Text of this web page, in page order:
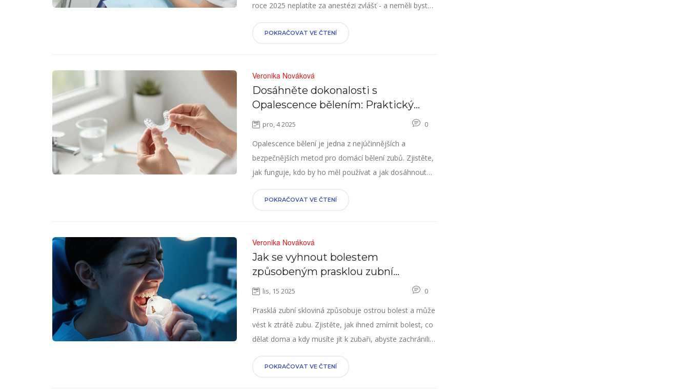
roce 2025 neplatíte za anestézi zvlášť - a neměli byste.
dělat, když nefunguje.
POKRAČOVAT VE ČTENÍ
Veronika Nováková
Dosáhněte dokonalosti s
Opalescence bělením: Praktický
průvodce pro zářivý úsměv
pro, 4 2025 0
Opalescence bělení je jedna z nejúčinnějších a
bezpečnějších metod pro domácí bělení zubů. Zjistěte,
jak funguje, kdo by ho měl používat a jak dosáhnout
POKRAČOVAT VE ČTENÍ
Veronika Nováková
Jak se vyhnout bolestem
způsobeným prasklou zubní
sklovinou: praktické kroky a co dělat
lis, 15 2025 0
Prasklá zubní skloviná způsobuje ostrou bolest a může
vést k ztrátě zubu. Zjistěte, jak ihned zmírnit bolest, co
dělat doma a kdy musíte jít k zubaři, abyste zachránili
POKRAČOVAT VE ČTENÍ